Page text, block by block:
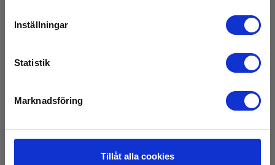
Inställningar
Statistik
Marknadsföring
Tillåt alla cookies